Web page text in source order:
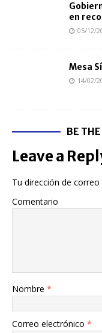
en
05/12/
Mesa
14/02/
BE
Leave a
Tu dirección de
Comentario
Nombre *
Correo electrónico *